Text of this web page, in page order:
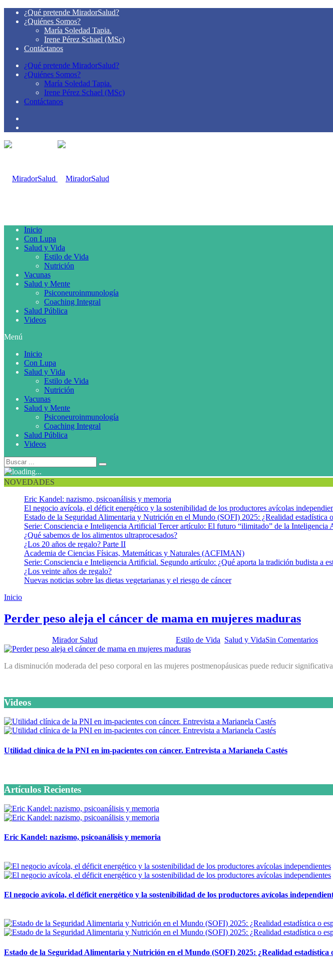
¿Qué pretende MiradorSalud?
¿Quiénes Somos?
María Soledad Tapia.
Irene Pérez Schael (MSc)
Contáctanos
¿Qué pretende MiradorSalud?
¿Quiénes Somos?
María Soledad Tapia.
Irene Pérez Schael (MSc)
Contáctanos
Inicio
Con Lupa
Salud y Vida
Estilo de Vida
Nutrición
Vacunas
Salud y Mente
Psiconeuroinmunología
Coaching Integral
Salud Pública
Videos
Menú
Inicio
Con Lupa
Salud y Vida
Estilo de Vida
Nutrición
Vacunas
Salud y Mente
Psiconeuroinmunología
Coaching Integral
Salud Pública
Videos
NOVEDADES
Eric Kandel: nazismo, psicoanálisis y memoria
El negocio avícola, el déficit energético y la sostenibilidad de los productores avícolas
Estado de la Seguridad Alimentaria y Nutrición en el Mundo (SOFI) 2025: ¿Realidad estadística
Serie: Consciencia e Inteligencia Artificial Tercer artículo: El futuro “ilimitado” de la Inteligencia
¿Qué sabemos de los alimentos ultraprocesados?
¿Los 20 años de regalo? Parte II
Academia de Ciencias Físicas, Matemáticas y Naturales (ACFIMAN)
Serie: Consciencia e Inteligencia Artificial. Segundo artículo: ¿Qué aporta la tradición budista a
¿Los veinte años de regalo?
Nuevas noticias sobre las dietas vegetarianas y el riesgo de cáncer
Inicio
Perder peso aleja el cáncer de mama en mujeres maduras
Mirador Salud Estilo de Vida Salud y VidaSin Comentarios
La disminución moderada del peso corporal en las mujeres postmenopáusicas puede reducir
Videos
Utilidad clínica de la PNI en im-pacientes con cáncer. Entrevista a Marianela Castés
Artículos Recientes
Eric Kandel: nazismo, psicoanálisis y memoria
El negocio avícola, el déficit energético y la sostenibilidad de los productores avícolas
Estado de la Seguridad Alimentaria y Nutrición en el Mundo (SOFI) 2025: ¿Realidad estadística